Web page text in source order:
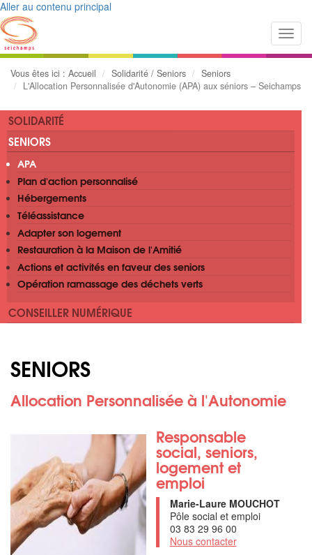
Aller au contenu principal
Vous êtes ici : Accueil Solidarité / Seniors
Seniors
L'Allocation Personnalisée d'Autonomie (APA) aux séniors – Seichamps
SOLIDARITÉ
SENIORS
APA
Plan d'action personnalisé
Hébergements
Téléassistance
Adapter son logement
Restauration à la Maison de l'Amitié
Actions et activités en faveur des seniors
Opération ramassage des déchets verts
CONSEILLER NUMÉRIQUE
SENIORS
Allocation Personnalisée à l'Autonomie
Responsable
social, seniors,
logement et
emploi
Marie-Laure MOUCHOT
Pôle social et emploi
03 83 29 96 00
Nous contacter